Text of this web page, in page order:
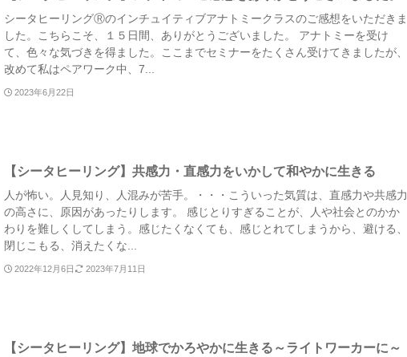
シータヒーリングⓇのインチュイティブアナトミークラスのご感想をいただきま
した。こちらこそ、１５日間、ありがとうございました。 アナトミーを受け
て、色々な気づきを得ました。ここまでセミナーをたくさん受けてきましたが、
改めて私はペアワーク中、7...
2023年6月22日
【シータヒーリング】共感力・直感力をいかして和やかに生きる
人が怖い。人見知り、人混みが苦手。・・・こういった気質は、直感力や共感力
の高さに、原因があったりします。 感じとりすぎることが、人や社会とのかか
わりを難しくしてしまう。感じたくなくても、感じとれてしまうから、避ける、
閉じこもる、消えたくな...
2022年12月6日 2023年7月11日
【シータヒーリング】地球でかろやかに生きる～ライトワーカーに～